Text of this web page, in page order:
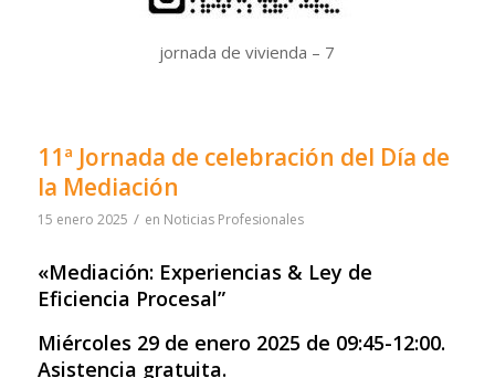
jornada de vivienda – 7
11ª Jornada de celebración del Día de
la Mediación
15 enero 2025 / en Noticias Profesionales
«Mediación: Experiencias & Ley de
Eficiencia Procesal”
Miércoles 29 de enero 2025 de 09:45-12:00.
Asistencia gratuita.